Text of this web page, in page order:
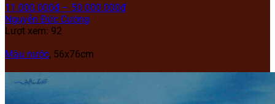
11.000.000₫ – 50.000.000₫
Nguyễn Đức Cường
Lượt xem: 92
Màu nước, 56x76cm